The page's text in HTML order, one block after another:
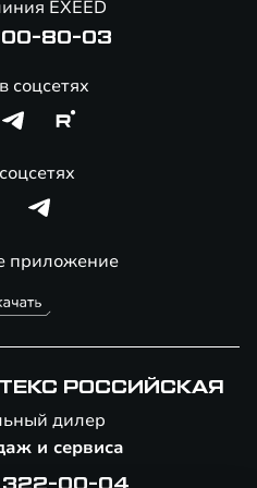
приложение
EXEED
80-03
соцсетях
РОССИЙСКАЯ
дилер
и сервиса